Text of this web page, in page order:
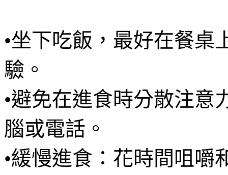
•坐下吃飯，最好在餐桌
驗。
•避免在進食時分散注意
腦或電話。
•緩慢進食：花時間咀嚼